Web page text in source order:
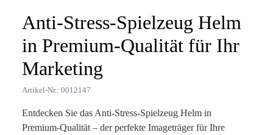
Anti-Stress-Spielzeug Helm
in Premium-Qualität für Ihr
Marketing
Artikel-Nr.: 0012147
Entdecken Sie das Anti-Stress-Spielzeug Helm in
Premium-Qualität – der perfekte Imageträger für Ihre